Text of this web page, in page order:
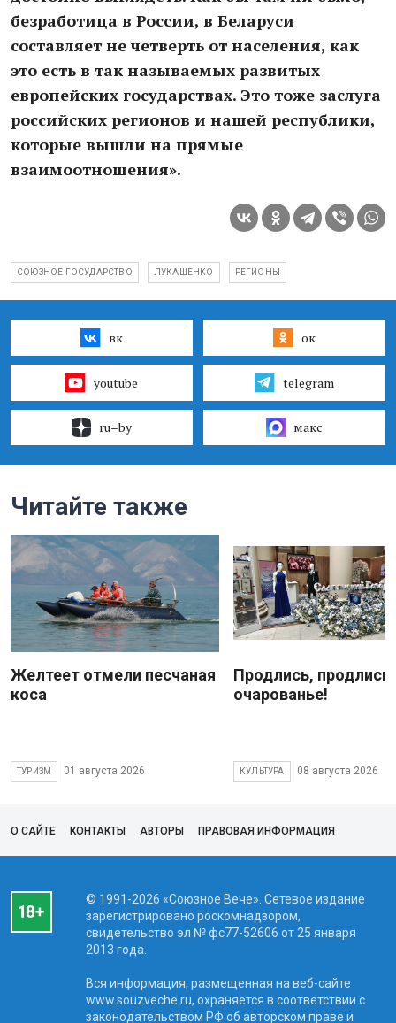
безработица в России, в Беларуси
составляет не четверть от населения, как
это есть в так называемых развитых
европейских государствах. Это тоже заслуга
российских регионов и нашей республики,
которые вышли на прямые
взаимоотношения».
СОЮЗНОЕ ГОСУДАРСТВО ЛУКАШЕНКО РЕГИОНЫ
вк ок
youtube telegram
ru–by макс
Читайте также
Желтеет отмели песчаная
коса
ТУРИЗМ 01 августа 2026
Продлись, продлись
очарованье!
КУЛЬТУРА 08 августа 2026
О САЙТЕ КОНТАКТЫ АВТОРЫ ПРАВОВАЯ ИНФОРМАЦИЯ
© 1991-2026 «Союзное Вече». Сетевое издание
зарегистрировано роскомнадзором,
свидетельство эл № фc77-52606 от 25 января
2013 года.
Вся информация, размещенная на веб-сайте
www.souzveche.ru, охраняется в соответствии с
законодательством РФ об авторском праве и